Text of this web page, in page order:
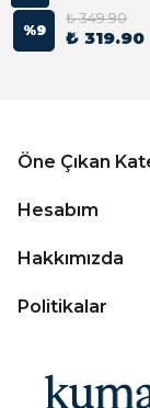
%9
₺ 349.90
₺ 319.90
Öne Çıkan
Hesabım
Hakkımızda
Politikalar